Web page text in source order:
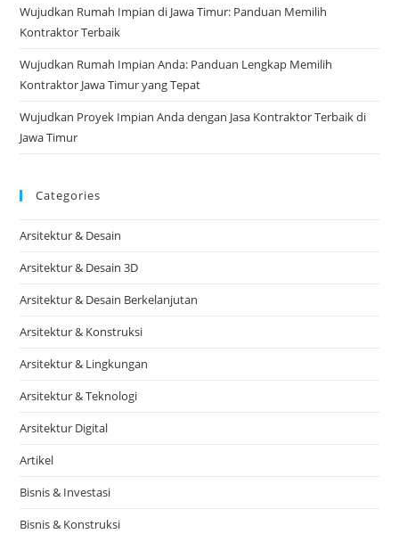
Wujudkan Rumah Impian di Jawa Timur: Panduan Memilih
Kontraktor Terbaik
Wujudkan Rumah Impian Anda: Panduan Lengkap Memilih
Kontraktor Jawa Timur yang Tepat
Wujudkan Proyek Impian Anda dengan Jasa Kontraktor Terbaik di
Jawa Timur
Categories
Arsitektur & Desain
Arsitektur & Desain 3D
Arsitektur & Desain Berkelanjutan
Arsitektur & Konstruksi
Arsitektur & Lingkungan
Arsitektur & Teknologi
Arsitektur Digital
Artikel
Bisnis & Investasi
Bisnis & Konstruksi